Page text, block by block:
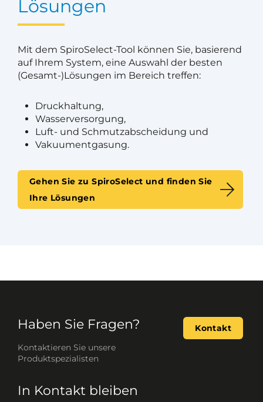
Lösungen
Mit dem SpiroSelect-Tool können Sie, basierend
auf Ihrem System, eine Auswahl der besten
(Gesamt-)Lösungen im Bereich treffen:
Druckhaltung,
Wasserversorgung,
Luft- und Schmutzabscheidung und
Vakuumentgasung.
Gehen Sie zu SpiroSelect und finden Sie
Ihre Lösungen
Haben Sie Fragen?
Kontaktieren Sie unsere
Produktspezialisten
Kontakt
In Kontakt bleiben